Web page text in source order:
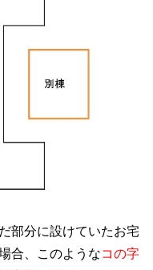
部分に設けていたお宅
合、このようなコの字